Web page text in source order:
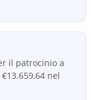
il patrocinio a
nel